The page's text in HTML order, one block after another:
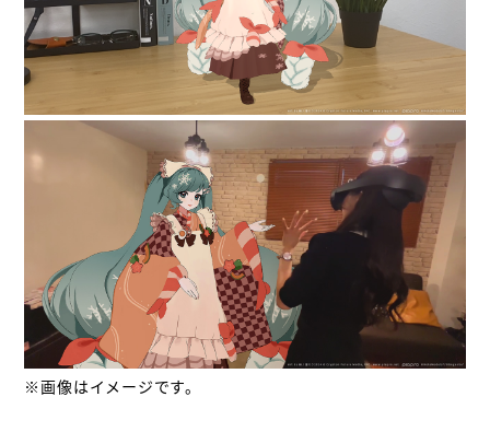
※画像はイメージです。